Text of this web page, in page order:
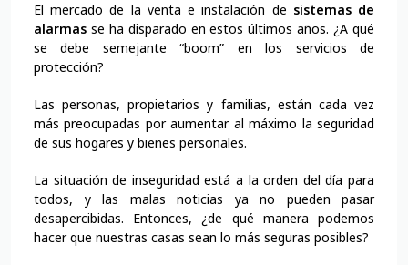
El mercado de la venta e instalación de sistemas de
alarmas se ha disparado en estos últimos años. ¿A qué
se debe semejante “boom” en los servicios de
protección?
Las personas, propietarios y familias, están cada vez
más preocupadas por aumentar al máximo la seguridad
de sus hogares y bienes personales.
La situación de inseguridad está a la orden del día para
todos, y las malas noticias ya no pueden pasar
desapercibidas. Entonces, ¿de qué manera podemos
hacer que nuestras casas sean lo más seguras posibles?